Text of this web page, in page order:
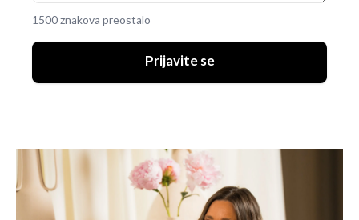
1500 znakova preostalo
Prijavite se